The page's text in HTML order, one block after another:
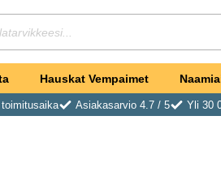
Hauskat Vempaimet
Asiakasarvio 4.7 / 5
Yli 30